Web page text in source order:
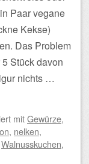
Paar vegane
Kekse)
Das Problem
Stück davon
nichts …
mitGewürze,
, nelken,
Walnusskuchen,